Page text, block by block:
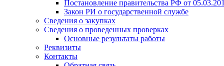
Постановление правительства РФ от
Закон РИ о государственной службе
Сведения о закупках
Сведения о проведенных проверках
Основные результаты работы
Реквизиты
Контакты